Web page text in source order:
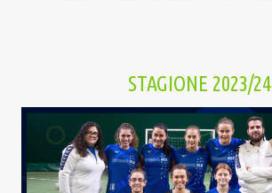
STAGIONE 2023/24